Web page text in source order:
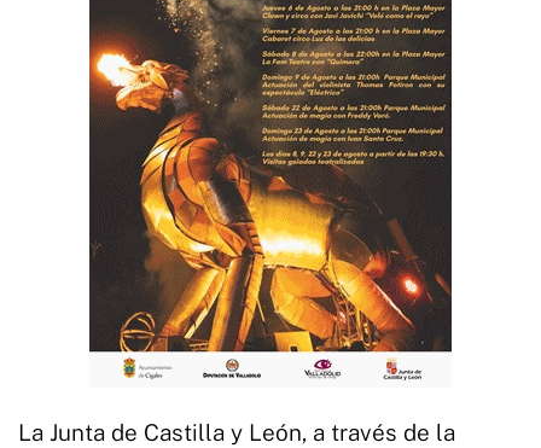
La Junta de Castilla y León, a través de la